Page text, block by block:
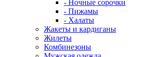
- Ночные сорочки
- Пижамы
- Халаты
Жакеты и кардиганы
Жилеты
Комбинезоны